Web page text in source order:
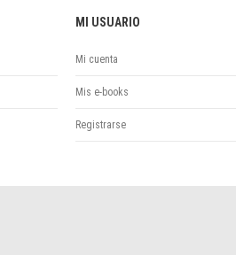
Ciencias Sociales
MI USUARIO
Mi cuenta
Mis e-books
Registrarse